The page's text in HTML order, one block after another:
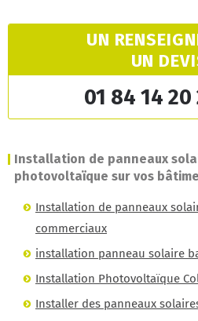
UN
UN
01 84 14 20
Installation de panneaux
photovoltaïque sur vos
Installation de panneaux
commerciaux
installation panneau solaire
Installation Photovoltaïque
Installer des panneaux